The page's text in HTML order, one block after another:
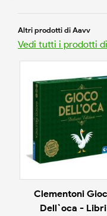
Altri prodotti di Aavv
Vedi tutti i prodotti
Clementoni
Dell`oca - Libri